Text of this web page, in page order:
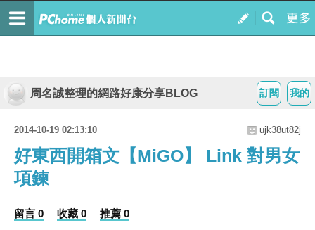
我的
訂閱
周名誠整理的網路好康分享BLOG
2014-10-19 02:13:10 ujk38ut82j
好東西開箱文【MiGO】 Link 對男女
項鍊
留言 0 收藏 0 推薦 0